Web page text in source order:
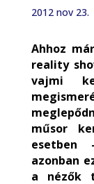
2012 nov 23.
Ahhoz
reality
vajmi
műsor
esetben
azonban
a nézők